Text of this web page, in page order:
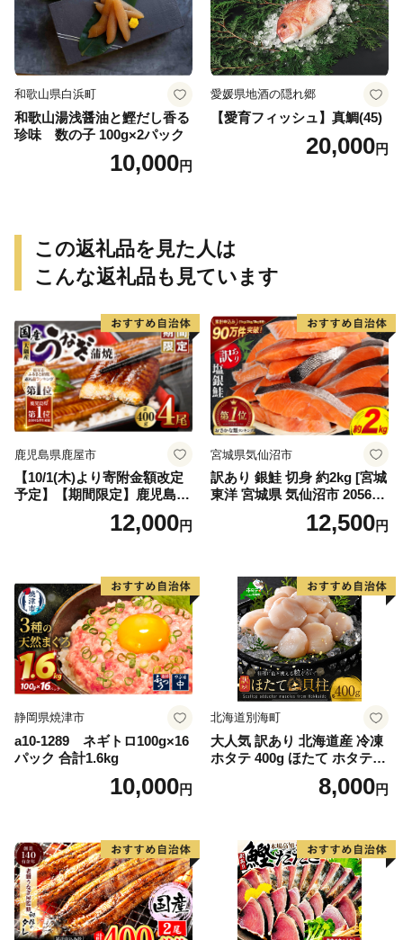
和歌山県白浜町
和歌山湯浅醤油と鰹だし香る
珍味 数の子 100g×2パック
10,000円
愛媛県地酒の隠れ郷
【愛育フィッシュ】真鯛(45)
20,000円
この返礼品を見た人は
こんな返礼品も見ています
鹿児島県鹿屋市
【10/1(木)より寄附金額改定
予定】【期間限定】鹿児島県
大隅産うなぎ蒲焼4尾（400
g） KN007-02312,000円
宮城県気仙沼市
訳あり 銀鮭 切身 約2kg [宮城
東洋 宮城県 気仙沼市 205649
91] 鮭 魚介類 海鮮 訳アリ 規
格外 不揃い さけ サケ 鮭切身
切り身 魚 わけあり
12,500円
静岡県焼津市
a10-1289 ネギトロ100g×16
パック 合計1.6kg
10,000円
北海道別海町
大人気 訳あり 北海道産 冷凍
ホタテ 400g ほたて ホタテ
8,000円